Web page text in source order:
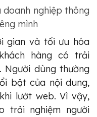
doanh nghiệp thông
mình
gian và tối ưu hóa
hàng có trải
Người dùng thường
bật của nội dung,
lướt web. Vì vậy,
trải nghiệm người